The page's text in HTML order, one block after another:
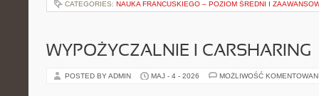
CATEGORIES: NAUKA FRANCUSKIEGO – POZIOM ŚREDNI I
WYPOŻYCZALNIE I CARSHARING
POSTED BY ADMIN MAJ - 4 - 2026 MOŻLIWOŚĆ